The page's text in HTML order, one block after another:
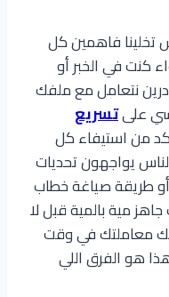
تخلينا فاهمين كل
في الخبر أو
نتعامل مع ملفك
علىتسريع
من استيفاء كل
يواجهون تحديات
طريقة صياغة خطاب
مية بالمية قبل لا
معاملتك في وقت
هو الفرق اللي